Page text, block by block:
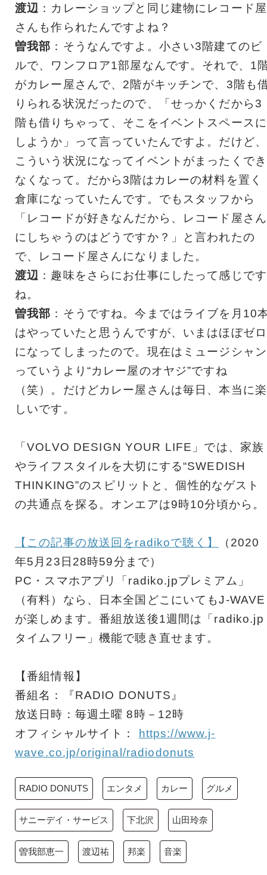
渡辺 ：カレーショップと同じ建物にレコード屋
さんも作られたんですよね？
曽我部 ：そうなんですよ。小さい3階建てのビ
ルで、ワンフロア1部屋なんです。それで、1
がカレー屋さんで、2階がキッチンで、3階も
りられる状況だったので、「せっかくだから3
階も借りちゃって、そこをイベントスペースに
しようか」って言っていたんですよ。だけど、
こういう状況になってイベントがまったくでき
なくなって。だから3階はカレーの材料を置く
倉庫になっていたんです。でもスタッフから
「レコードが好きなんだから、レコード屋さん
にしちゃうのはどうですか？」と言われたの
で、レコード屋さんになりました。
渡辺 ：趣味をさらにお仕事にしたって感じです
ね。
曽我部 ：そうですね。今まではライブを月10
はやっていたと思うんですが、いまはほぼゼロ
になってしまったので。現在はミュージシャン
っていうより“カレー屋のオヤジ”ですね
（笑）。だけどカレー屋さんは毎日、本当に楽
しいです。
「VOLVO DESIGN YOUR LIFE」では、家族
やライフスタイルを大切にする“SWEDISH
THINKING”のスピリットと、個性的なゲスト
の共通点を探る。オンエアは9時10分頃から。
【この記事の放送回をradikoで聴く】
（2020
年5月23日28時59分まで）
PC・スマホアプリ「radiko.jpプレミアム」
（有料）なら、日本全国どこにいてもJ-WAVE
が楽しめます。番組放送後1週間は「radiko.jp
タイムフリー」機能で聴き直せます。
【番組情報】
番組名：『RADIO DONUTS』
放送日時：毎週土曜 8時－12時
オフィシャルサイト：
https://www.j-
wave.co.jp/original/radiodonuts
RADIO DONUTS エンタメ カレー グルメ
サニーデイ・サービス 下北沢 山田玲奈
曽我部恵一 渡辺祐 邦楽 音楽